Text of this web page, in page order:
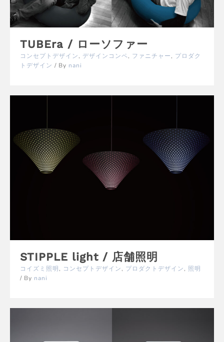
TUBEra / ローソファー
コンセプトデザイン, デザインコンペ, ファニチャー, プロダク
トデザイン / By nani
STIPPLE light / 店舗照明
コイズミ照明, コンセプトデザイン, プロダクトデザイン, 照明
/ By nani